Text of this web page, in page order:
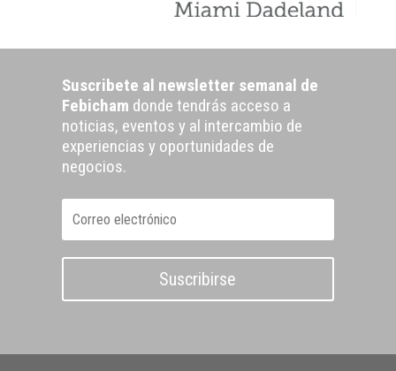
Suscribete al newsletter semanal de
Febicham donde tendrás acceso a
noticias, eventos y al intercambio de
experiencias y oportunidades de
negocios.
Suscribirse